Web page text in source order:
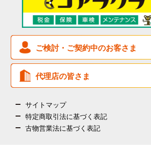
マネー・ローンダリング、テロ資金供
のための基本方針
反社会的勢力に対する基本方針
健康経営基本方針
契約終了後について
税金・保険について
ご検討・ご契約中のお客さま
代理店の皆さま
サイトマップ
特定商取引法に基づく表記
古物営業法に基づく表記